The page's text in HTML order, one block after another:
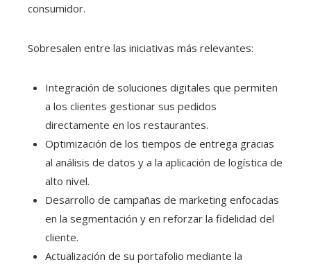
consumidor.
Sobresalen entre las iniciativas más relevantes:
Integración de soluciones digitales que permiten
a los clientes gestionar sus pedidos
directamente en los restaurantes.
Optimización de los tiempos de entrega gracias
al análisis de datos y a la aplicación de logística de
alto nivel.
Desarrollo de campañas de marketing enfocadas
en la segmentación y en reforzar la fidelidad del
cliente.
Actualización de su portafolio mediante la